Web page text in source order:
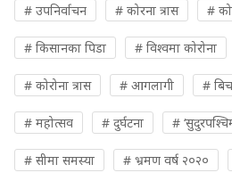
# उपनिर्वाचन # कोरना त्रास #
# किसानका पिडा # विश्वमा कोरोना
# कोरोना त्रास # आगलागी #
# महोत्सव # दुर्घटना #
# सीमा समस्या # भ्रमण वर्ष २०२०